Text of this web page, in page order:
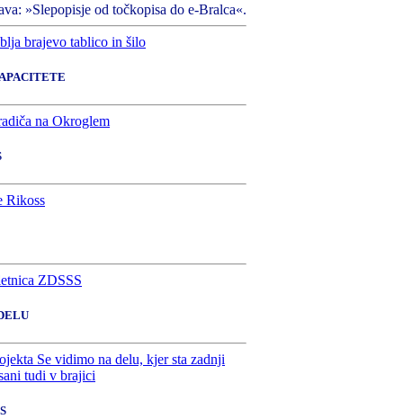
»Slepopisje od točkopisa do e-Bralca«.